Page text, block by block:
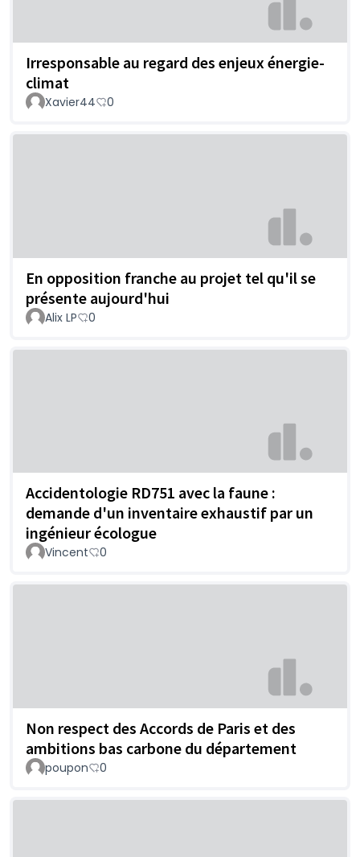
Irresponsable au regard des enjeux énergie-
climat
Xavier44 0
En opposition franche au projet tel qu'il se
présente aujourd'hui
Alix LP 0
Accidentologie RD751 avec la faune :
demande d'un inventaire exhaustif par un
ingénieur écologue
Vincent 0
Non respect des Accords de Paris et des
ambitions bas carbone du département
poupon 0